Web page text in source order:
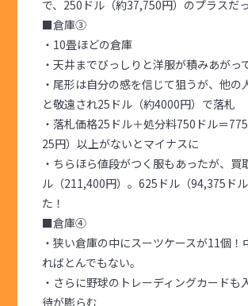
で、250ドル（約37,750円）のプラスだ
■倉庫③
・10畳ほどの倉庫
・天井までびっしりと洋服が積みあがっ
・尾形は自分の感を信じて狙うが、他の
と敬遠され25ドル（約4000円）で落札
・落札価格25ドル＋処分料750ドル＝
25円）以上がないとマイナスに
・ちらほら値段がつく服もあったが、買
ル（211,400円）。625ドル（94,375ド
た！
■倉庫④
・狭い倉庫の中にスーツケースが11個！
ればとんでもない。
・さらに野球のトレーディングカードも
待が膨らむ